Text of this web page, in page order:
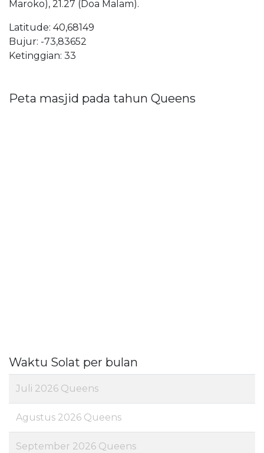
Maroko), 21.27 (Doa Malam).
Latitude: 40,68149
Bujur: -73,83652
Ketinggian: 33
Peta masjid pada tahun Queens
Waktu Solat per bulan
Juli 2026 Queens
Agustus 2026 Queens
September 2026 Queens